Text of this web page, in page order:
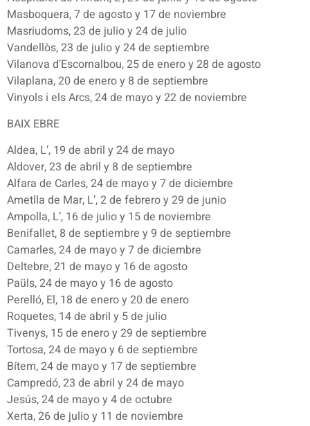
Masboquera, 7 de agosto y 17 de noviembre
Masriudoms, 23 de julio y 24 de julio
Vandellòs, 23 de julio y 24 de septiembre
Vilanova d’Escornalbou, 25 de enero y 28 de agosto
Vilaplana, 20 de enero y 8 de septiembre
Vinyols i els Arcs, 24 de mayo y 22 de noviembre
BAIX EBRE
Aldea, L’, 19 de abril y 24 de mayo
Aldover, 23 de abril y 8 de septiembre
Alfara de Carles, 24 de mayo y 7 de diciembre
Ametlla de Mar, L’, 2 de febrero y 29 de junio
Ampolla, L’, 16 de julio y 15 de noviembre
Benifallet, 8 de septiembre y 9 de septiembre
Camarles, 24 de mayo y 7 de diciembre
Deltebre, 21 de mayo y 16 de agosto
Paüls, 24 de mayo y 16 de agosto
Perelló, El, 18 de enero y 20 de enero
Roquetes, 14 de abril y 5 de julio
Tivenys, 15 de enero y 29 de septiembre
Tortosa, 24 de mayo y 6 de septiembre
Bítem, 24 de mayo y 17 de septiembre
Campredó, 23 de abril y 24 de mayo
Jesús, 24 de mayo y 4 de octubre
Xerta, 26 de julio y 11 de noviembre